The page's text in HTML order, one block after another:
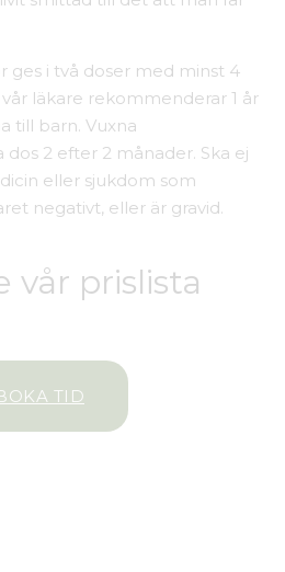
ges i två doser med minst 4
läkare rekommenderar 1 år
till barn. Vuxna
2 efter 2 månader. Ska ej
eller sjukdom som
negativt, eller är gravid.
vår prislista
TID